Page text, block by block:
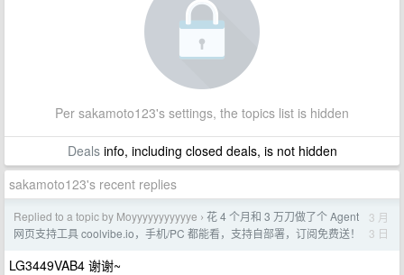
Per sakamoto123's settings, the topics list is hidden
Dealsinfo, including closed deals, is not hidden
sakamoto123's recent replies
Replied to a topic by Moyyyyyyyyyyye › 花 4 个月和 3 万刀做了个 Agent
网页支持工具 coolvibe.io，手机/PC 都能看，支持自部署，订阅免费送！
3 月
3 日
LG3449VAB4 谢谢~